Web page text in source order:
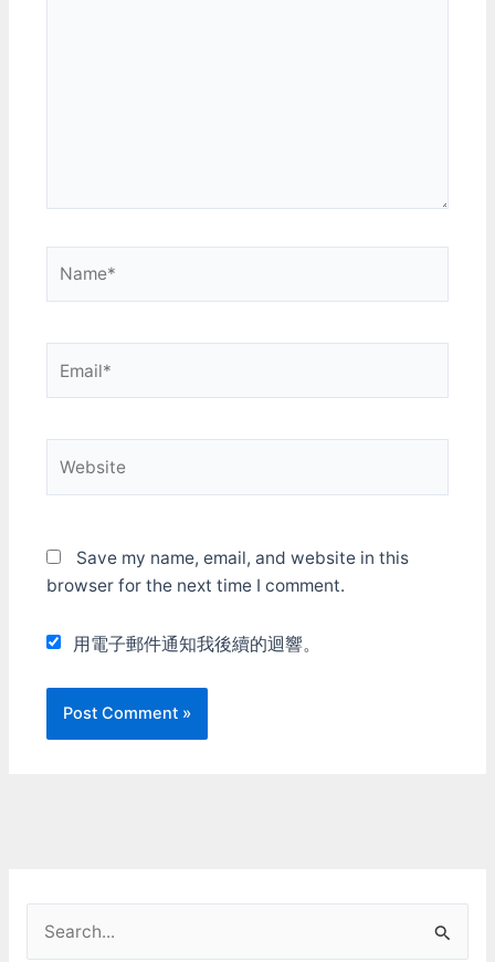
Save my name, email, and website in this
browser for the next time I comment.
用電子郵件通知我後續的迴響。